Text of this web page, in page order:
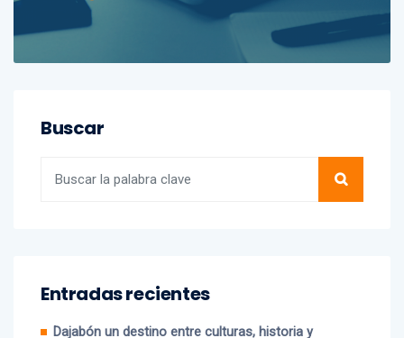
Buscar
Entradas recientes
Dajabón un destino entre culturas, historia y